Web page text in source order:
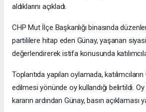
aldıklarını açıkladı.
CHP Mut İlçe Başkanlığı binasında
partililere hitap eden Günay, yaşanan
değerlendirerek istifa konusunda
Toplantıda yapılan oylamada,
edilmesi yönünde oy kullandığı belirtildi. Oy
kararın ardından Günay, basın açıklaması